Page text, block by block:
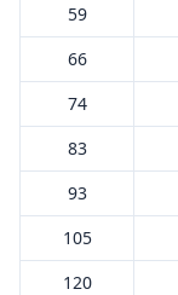
59
66
74
83
93
105
120